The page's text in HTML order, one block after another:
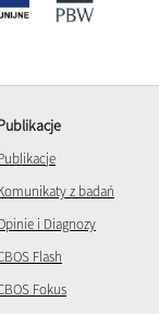
z badań
i Diagnozy
Flash
Fokus